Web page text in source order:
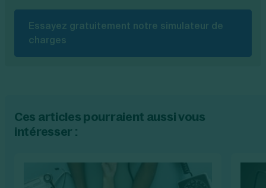
Essayez gratuitement notre simulateur de
charges
Ces articles pourraient aussi vous
intéresser :